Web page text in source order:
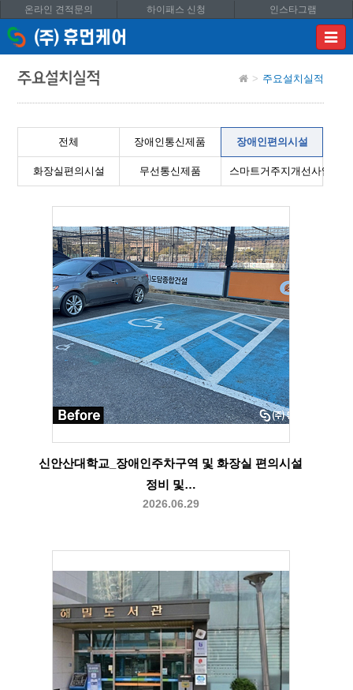
온라인 견적문의 하이패스 신청 인스타그램
이메
입력
주요설치실적 주요설치실적
전체 장애인통신제품 장애인편의시설
화장실편의시설 무선통신제품 스마트거주지개선사업
신안산대학교_장애인주차구역 및 화장실 편의시설
정비 및…
2026.06.29